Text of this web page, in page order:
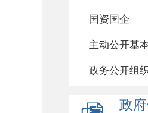
国资国企
主动公开基
政务公开组
政